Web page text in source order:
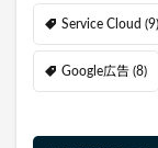
Service Cloud (9)
Google広告 (8)